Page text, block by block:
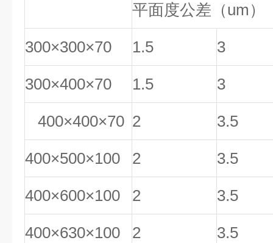
平面度公差（um）
300×300×70 1.5 3
300×400×70 1.5 3
400×400×70 2 3.5
400×500×100 2 3.5
400×600×100 2 3.5
400×630×100 2 3.5